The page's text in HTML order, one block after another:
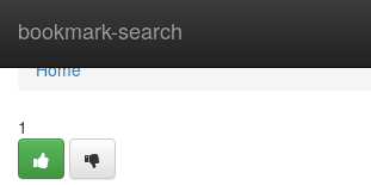
bookmark-search
Home
Home
1